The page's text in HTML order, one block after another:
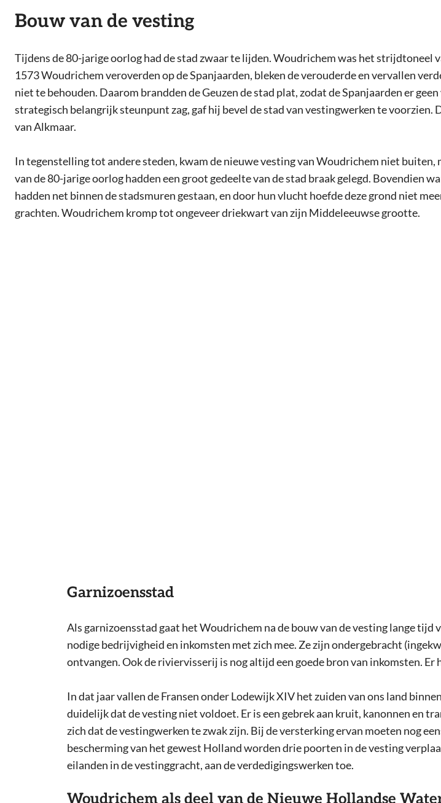
Bouw van de vesting
Tijdens de 80-jarige oorlog had de stad zwaar te lijden. Woudrichem was het strijdtoneel
1573 Woudrichem veroverden op de Spanjaarden, bleken de verouderde en vervallen
niet te behouden. Daarom brandden de Geuzen de stad plat, zodat de Spanjaarden er
strategisch belangrijk steunpunt zag, gaf hij bevel de stad van vestingwerken te
van Alkmaar.
In tegenstelling tot andere steden, kwam de nieuwe vesting van Woudrichem niet
van de 80-jarige oorlog hadden een groot gedeelte van de stad braak gelegd. Bovendien
hadden net binnen de stadsmuren gestaan, en door hun vlucht hoefde deze grond niet
grachten. Woudrichem kromp tot ongeveer driekwart van zijn Middeleeuwse grootte.
Garnizoensstad
Als garnizoensstad gaat het Woudrichem na de bouw van de vesting lange
nodige bedrijvigheid en inkomsten met zich mee. Ze zijn ondergebracht
ontvangen. Ook de riviervisserij is nog altijd een goede bron van inkomsten.
In dat jaar vallen de Fransen onder Lodewijk XIV het zuiden van ons land
duidelijk dat de vesting niet voldoet. Er is een gebrek aan kruit, kanonnen en
zich dat de vestingwerken te zwak zijn. Bij de versterking ervan moeten nog
bescherming van het gewest Holland worden drie poorten in de vesting
eilanden in de vestinggracht, aan de verdedigingswerken toe.
Woudrichem als deel van de Nieuwe Hollandse